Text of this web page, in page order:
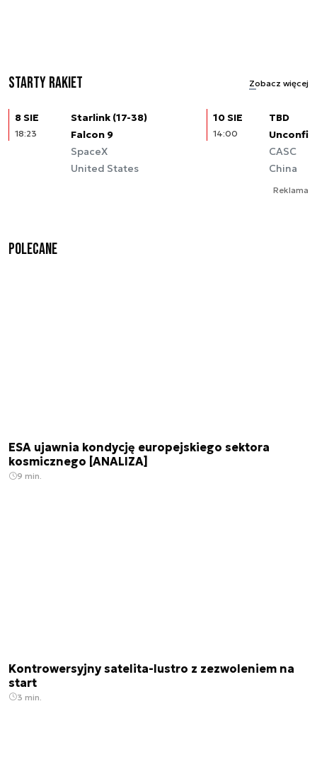
Starty rakiet Zobacz więcej
8 SIE
18:23
Starlink (17-38)
Falcon 9
SpaceX
United States
10 SIE
14:00
TBD
CASC
China
Reklama
Polecane
ESA ujawnia kondycję europejskiego sektora
kosmicznego [ANALIZA]
9 min.
Kontrowersyjny satelita-lustro z zezwoleniem na
start
3 min.